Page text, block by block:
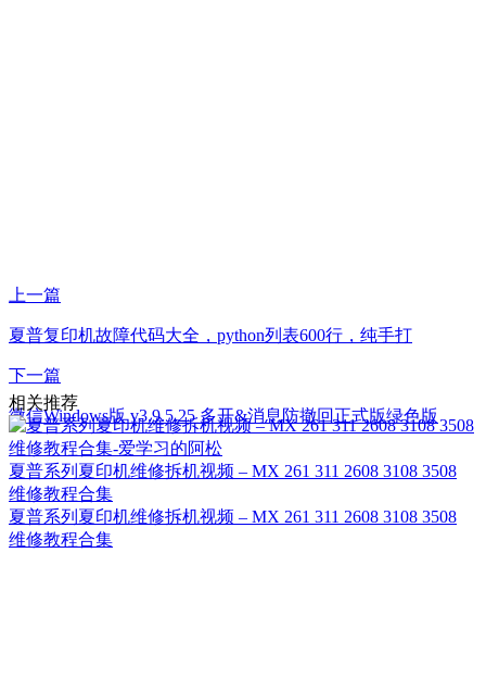
上一篇
夏普复印机故障代码大全，python列表600行，纯手打
下一篇
微信Windows版 v3.9.5.25 多开&消息防撤回正式版绿色版
相关推荐
夏普系列夏印机维修拆机视频 – MX 261 311 2608 3108 3508
维修教程合集
夏普系列夏印机维修拆机视频 – MX 261 311 2608 3108 3508
维修教程合集